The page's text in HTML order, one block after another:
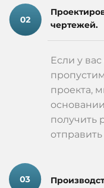
чертежей.
Если у
проекта,
получить